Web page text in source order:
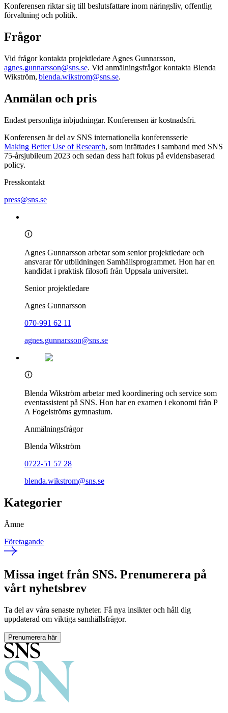
Konferensen riktar sig till beslutsfattare inom näringsliv, offentlig
förvaltning och politik.
Frågor
Vid frågor kontakta projektledare Agnes Gunnarsson,
agnes.gunnarsson@sns.se. Vid anmälningsfrågor kontakta Blenda
Wikström, blenda.wikstrom@sns.se.
Anmälan och pris
Endast personliga inbjudningar. Konferensen är kostnadsfri.
Konferensen är del av SNS internationella konferensserie
Making Better Use of Research, som inrättades i samband med SNS
75-årsjubileum 2023 och sedan dess haft fokus på evidensbaserad
policy.
Presskontakt
press@sns.se
Agnes Gunnarsson arbetar som senior projektledare och
ansvarar för utbildningen Samhällsprogrammet. Hon har en
kandidat i praktisk filosofi från Uppsala universitet.
Senior projektledare
Agnes Gunnarsson
070-991 62 11
agnes.gunnarsson@sns.se
Blenda Wikström arbetar med koordinering och service som
eventassistent på SNS. Hon har en examen i ekonomi från P
A Fogelströms gymnasium.
Anmälningsfrågor
Blenda Wikström
0722-51 57 28
blenda.wikstrom@sns.se
Kategorier
Ämne
Företagande
Missa inget från SNS. Prenumerera på
vårt nyhetsbrev
Ta del av våra senaste nyheter. Få nya insikter och håll dig
uppdaterad om viktiga samhällsfrågor.
Prenumerera här